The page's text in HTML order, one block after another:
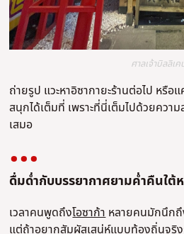
ศาลเจ้าบิลลิเค
ถ่ายรูป แวะหาอิซากายะร้านต่อไป หรื
สนุกได้เต็มที่ เพราะที่นี่เต็มไปด้วยคว
เสมอ
ดื่มด่ำกับบรรยากาศยามค่ำคืนใต้
เวลาคนพูดถึงโอซาก้าหลายคนมักนึกถึ
แต่ถ้าอยากสัมผัสเสน่ห์แบบท้องถิ่นจริงๆ